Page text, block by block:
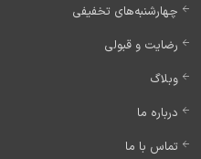
چهارشنبه‌های تخفیفی
رضایت و قبولی
وبلاگ
درباره ما
تماس با ما